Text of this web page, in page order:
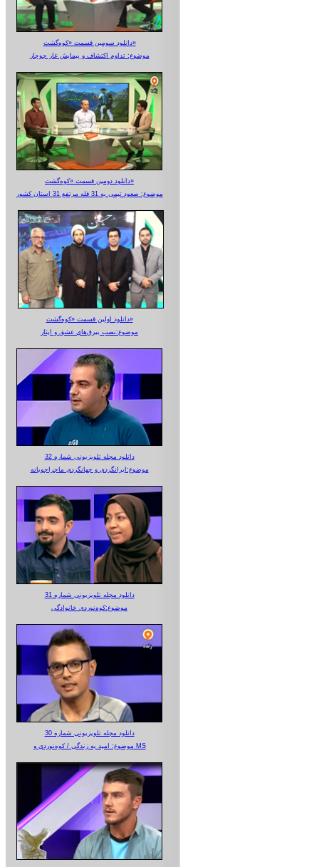
دانلود سومین قسمت «کوه‌گشت»
موضوع: تداوم اکتشاف و پیمایش غار جوجار
دانلود دومین قسمت «کوه‌گشت»
موضوع: صعود تیمی به 31 قله مرتفع 31 استان کشور
دانلود اولین قسمت «کوه‌گشت»
موضوع:نصب بیرق‌های عشق و ایثار
دانلود مجله تلویزیونی شماره 32
موضوع:ایرانگردی و جهانگردی ماجراجویانه
دانلود مجله تلویزیونی شماره 31
موضوع:کوه‌نوردی خانوادگی
دانلود مجله تلویزیونی شماره 30
موضوع: امید به زندگی / کوه‌نوردی و MS